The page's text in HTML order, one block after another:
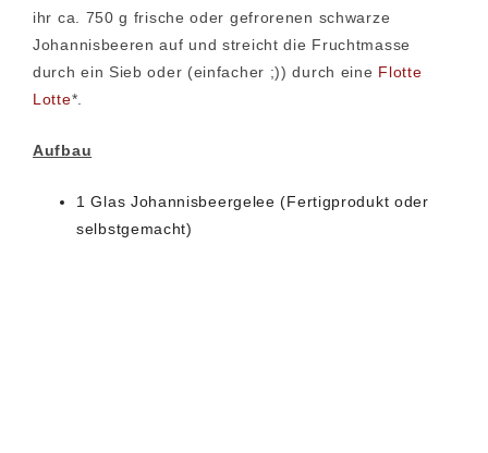
ihr ca. 750 g frische oder gefrorenen schwarze
Johannisbeeren auf und streicht die Fruchtmasse
durch ein Sieb oder (einfacher ;)) durch eine Flotte
Lotte*.
Aufbau
1 Glas Johannisbeergelee (Fertigprodukt oder
selbstgemacht)